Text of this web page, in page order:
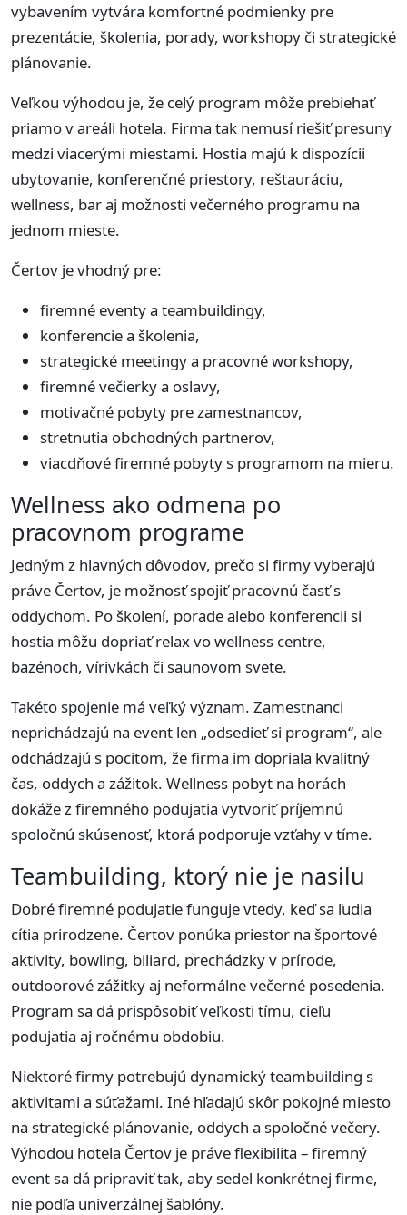
vybavením vytvára komfortné podmienky pre
prezentácie, školenia, porady, workshopy či strategické
plánovanie.
Veľkou výhodou je, že celý program môže prebiehať
priamo v areáli hotela. Firma tak nemusí riešiť presuny
medzi viacerými miestami. Hostia majú k dispozícii
ubytovanie, konferenčné priestory, reštauráciu,
wellness, bar aj možnosti večerného programu na
jednom mieste.
Čertov je vhodný pre:
firemné eventy a teambuildingy,
konferencie a školenia,
strategické meetingy a pracovné workshopy,
firemné večierky a oslavy,
motivačné pobyty pre zamestnancov,
stretnutia obchodných partnerov,
viacdňové firemné pobyty s programom na mieru.
Wellness ako odmena po
pracovnom programe
Jedným z hlavných dôvodov, prečo si firmy vyberajú
práve Čertov, je možnosť spojiť pracovnú časť s
oddychom. Po školení, porade alebo konferencii si
hostia môžu dopriať relax vo wellness centre,
bazénoch, vírivkách či saunovom svete.
Takéto spojenie má veľký význam. Zamestnanci
neprichádzajú na event len „odsedieť si program“, ale
odchádzajú s pocitom, že firma im dopriala kvalitný
čas, oddych a zážitok. Wellness pobyt na horách
dokáže z firemného podujatia vytvoriť príjemnú
spoločnú skúsenosť, ktorá podporuje vzťahy v tíme.
Teambuilding, ktorý nie je nasilu
Dobré firemné podujatie funguje vtedy, keď sa ľudia
cítia prirodzene. Čertov ponúka priestor na športové
aktivity, bowling, biliard, prechádzky v prírode,
outdoorové zážitky aj neformálne večerné posedenia.
Program sa dá prispôsobiť veľkosti tímu, cieľu
podujatia aj ročnému obdobiu.
Niektoré firmy potrebujú dynamický teambuilding s
aktivitami a súťažami. Iné hľadajú skôr pokojné miesto
na strategické plánovanie, oddych a spoločné večery.
Výhodou hotela Čertov je práve flexibilita – firemný
event sa dá pripraviť tak, aby sedel konkrétnej firme,
nie podľa univerzálnej šablóny.